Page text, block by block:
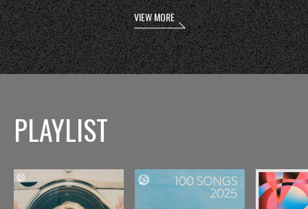
VIEW MORE
PLAYLIST